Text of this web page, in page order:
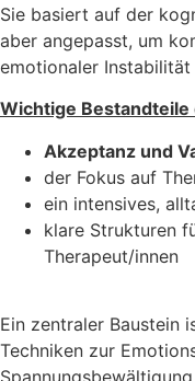
Sie basiert auf der
aber angepasst, um
emotionaler
Wichtige Bestandteile
Akzeptanz und
der Fokus auf
ein intensives,
klare Strukturen
Therapeut/innen
Ein zentraler Baustein
Techniken zur